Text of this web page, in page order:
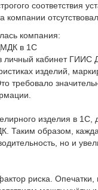
соответствия
компании
компания:
в 1С
личный кабинет ГИИС
изделий,
требовало
изделия в 1С,
Таким образом,
но и
риска. Опечатки,